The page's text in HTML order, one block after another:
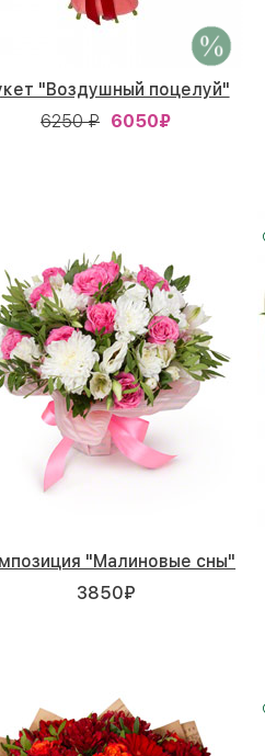
"Воздушный поцелуй"
6250 ₽ 6050₽
"Малиновые сны"
3850₽